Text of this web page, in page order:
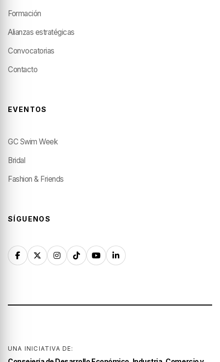
Formación
Alianzas estratégicas
Convocatorias
Contacto
EVENTOS
GC Swim Week
Bridal
Fashion & Friends
SÍGUENOS
UNA INICIATIVA DE: